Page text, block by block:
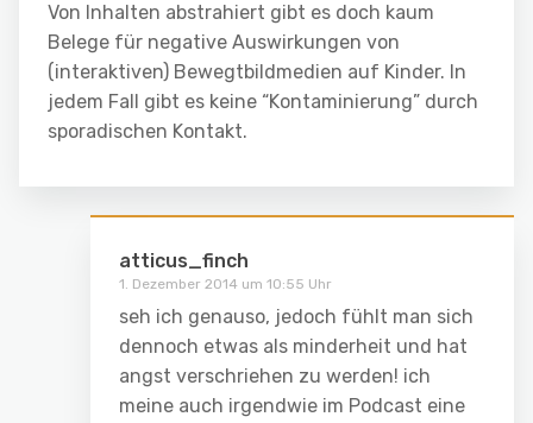
Von Inhalten abstrahiert gibt es doch kaum
Belege für negative Auswirkungen von
(interaktiven) Bewegtbildmedien auf Kinder. In
jedem Fall gibt es keine “Kontaminierung” durch
sporadischen Kontakt.
atticus_finch
1. Dezember 2014 um 10:55 Uhr
seh ich genauso, jedoch fühlt man sich
dennoch etwas als minderheit und hat
angst verschriehen zu werden! ich
meine auch irgendwie im Podcast eine